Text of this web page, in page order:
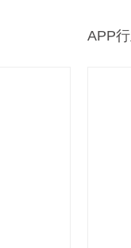
APP